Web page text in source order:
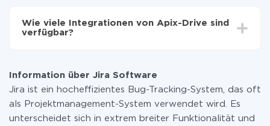
zahlen nur für die Datenmenge, die über unseren
Service von einem System auf ein anderes übertragen
Weitere Informationen zu Tarifen
Wie viele Integrationen von Apix-Drive sind
verfügbar?
Information über Jira Software
Jira ist ein hocheffizientes Bug-Tracking-System, das oft
als Projektmanagement-System verwendet wird. Es
unterscheidet sich in extrem breiter Funktionalität und